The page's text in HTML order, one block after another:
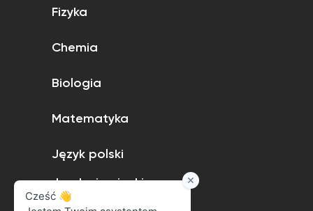
Fizyka
Chemia
Biologia
Matematyka
Język polski
Język niemiecki